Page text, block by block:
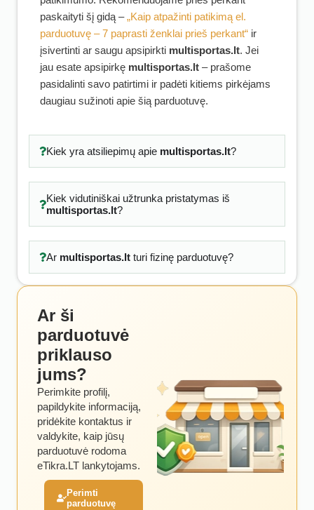
paskaityti šį gidą –„Kaip atpažinti patikimą el.
parduotuvę – 7 paprasti ženklai prieš perkant“ ir
įsivertinti ar saugu apsipirkti multisportas.lt. Jei
jau esate apsipirkę multisportas.lt – prašome
pasidalinti savo patirtimi ir padėti kitiems pirkėjams
daugiau sužinoti apie šią parduotuvę.
Kiek yra atsiliepimų apie multisportas.lt?
Kiek vidutiniškai užtrunka pristatymas iš
multisportas.lt?
Ar multisportas.ltturi fizinę parduotuvę?
Ar ši
parduotuvė
priklauso
jums?
Perimkite profilį,
papildykite informaciją,
pridėkite kontaktus ir
valdykite, kaip jūsų
parduotuvė rodoma
eTikra.LT lankytojams.
Perimti
parduotuvę